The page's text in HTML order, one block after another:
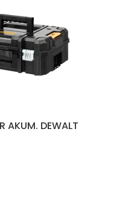
AKUM. DEWALT